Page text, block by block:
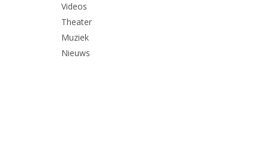
Videos
Theater
Muziek
Nieuws